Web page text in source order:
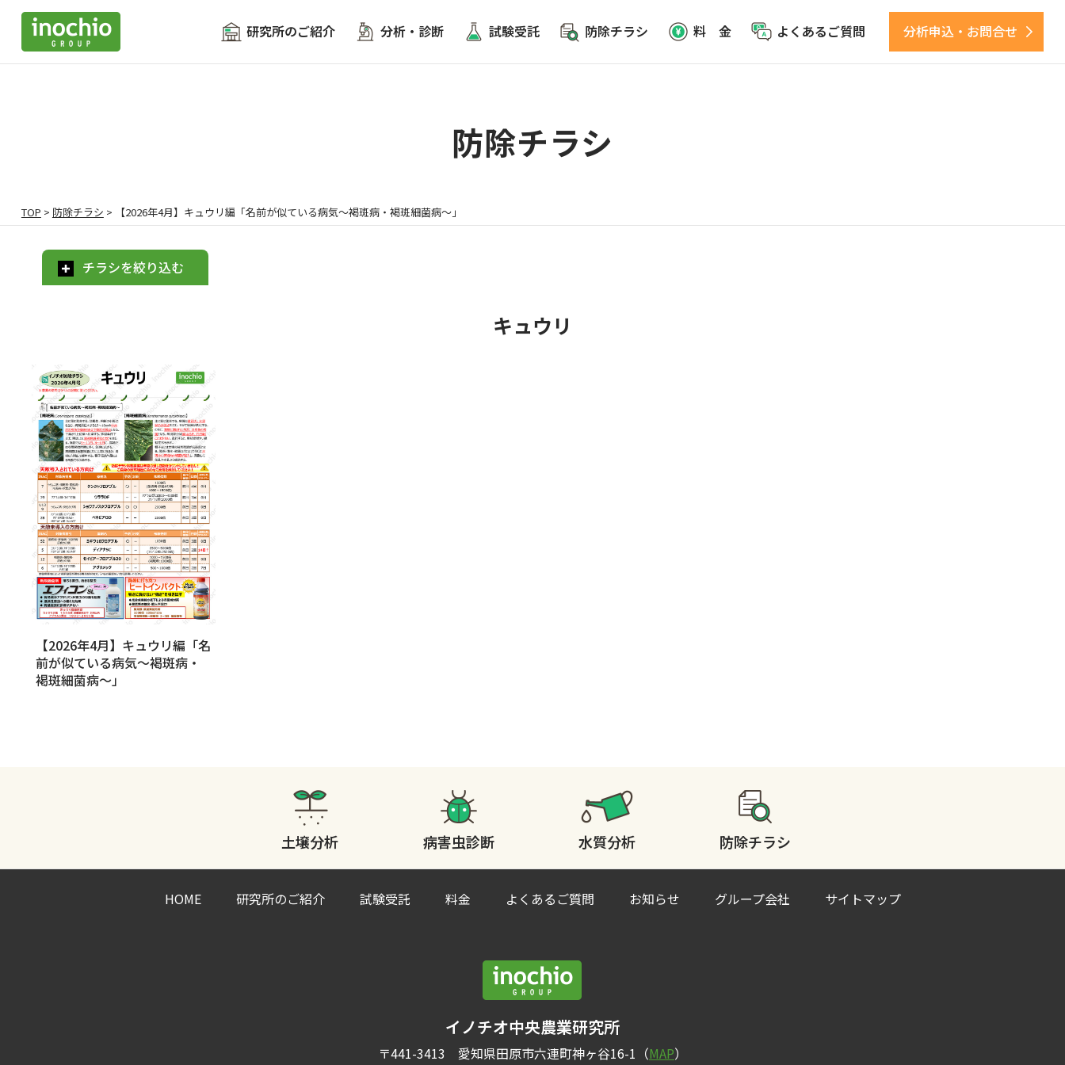
研究所のご紹介 分析・診断 試験受託 防除チラシ 料 金 よくあるご質問 分析申込・お問合せ
防除チラシ
TOP > 防除チラシ > 【2026年4月】キュウリ編「名前が似ている病気～褐斑病・褐斑細菌病～」
チラシを絞り込む
キュウリ
【2026年4月】キュウリ編「名
前が似ている病気～褐斑病・
褐斑細菌病～」
土壌分析 病害虫診断 水質分析 防除チラシ
HOME 研究所のご紹介 試験受託 料金 よくあるご質問 お知らせ グループ会社 サイトマップ
イノチオ中央農業研究所
〒441-3413 愛知県田原市六連町神ヶ谷16-1（MAP）